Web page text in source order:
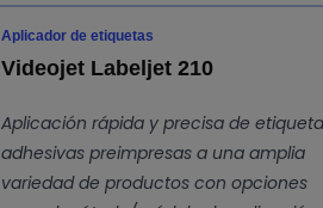
Aplicador de etiquetas
Videojet Labeljet 210
Aplicación rápida y precisa de
adhesivas preimpresas a una amplia
variedad de productos con opciones